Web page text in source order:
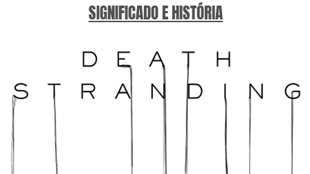
SIGNIFICADO E HISTÓRIA